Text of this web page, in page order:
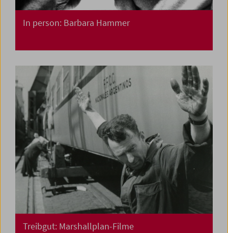
In person: Barbara Hammer
Treibgut: Marshallplan-Filme